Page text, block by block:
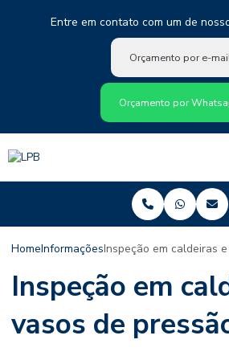
Entre em contato com um de
Orçamento por e-
Orçamento por
HomeInformaçõesInspeção em caldeiras
Inspeção em
vasos de